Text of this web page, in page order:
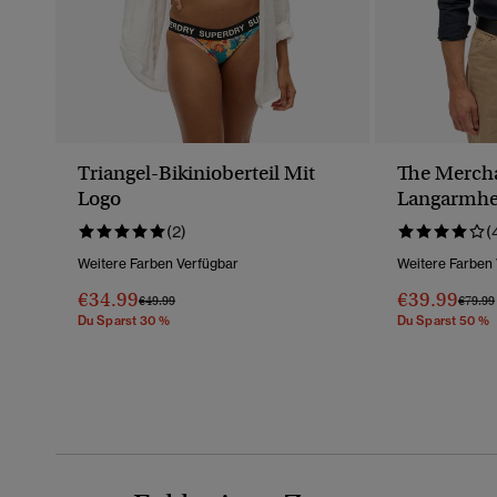
Triangel-Bikinioberteil Mit
Logo
(2)
Weitere Farben Verfügbar
€34.99Preis Wurde Reduziert Von
€49.99Bis
Du Sparst 30 %
The
Weitere Farben
€39.99Preis
€79.99
Du Sparst 50 %